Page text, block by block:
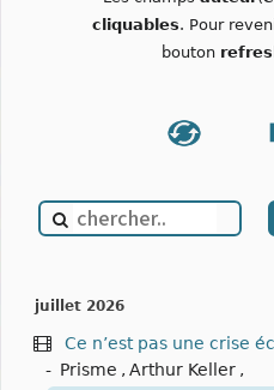
cliquables. Pour
bouton
juillet 2026
Ce n’est pas une crise
- Prisme , Arthur Keller ,